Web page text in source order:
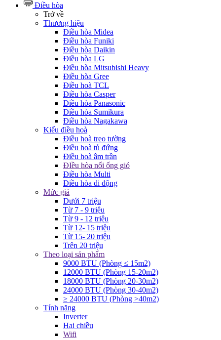
Điều hòa
Trở về
Thương hiệu
Điều hòa Midea
Điều hòa Funiki
Điều hòa Daikin
Điều hòa LG
Điều hòa Mitsubishi Heavy
Điều hòa Gree
Điều hoà TCL
Điều hòa Casper
Điều hòa Panasonic
Điều hòa Sumikura
Điều hòa Nagakawa
Kiểu điều hoà
Điều hoà treo tường
Điều hoà tủ đứng
Điều hoà âm trần
ĐIều hòa nối ống gió
Điều hòa Multi
Điều hòa di động
Mức giá
Dưới 7 triệu
Từ 7 - 9 triệu
Từ 9 - 12 triệu
Từ 12- 15 triệu
Từ 15- 20 triệu
Trên 20 triệu
Theo loại sản phẩm
9000 BTU (Phòng ≤ 15m2)
12000 BTU (Phòng 15-20m2)
18000 BTU (Phòng 20-30m2)
24000 BTU (Phòng 30-40m2)
≥ 24000 BTU (Phòng >40m2)
Tính năng
Inverter
Hai chiều
Wifi